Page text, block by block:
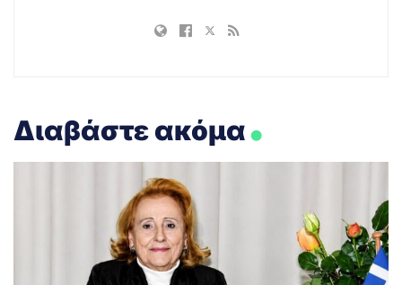
Διαβάστε ακόμα.